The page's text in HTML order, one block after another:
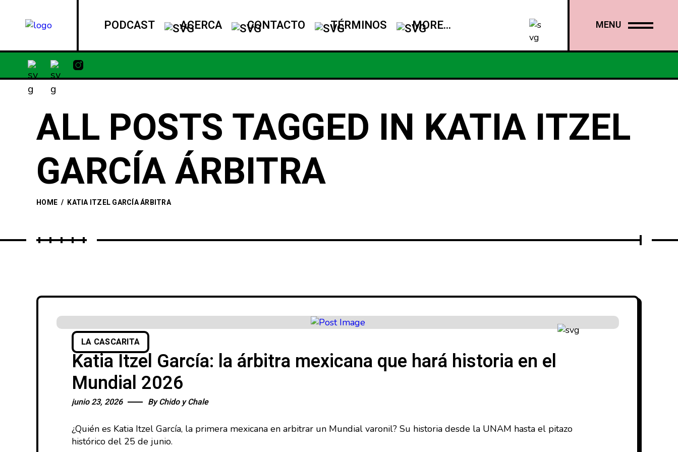
PODCAST ACERCA CONTACTO TÉRMINOS MORE... MENU
ALL POSTS TAGGED IN KATIA ITZEL
GARCÍA ÁRBITRA
HOME / KATIA ITZEL GARCÍA ÁRBITRA
LA CASCARITA
Katia Itzel García: la árbitra mexicana que hará historia en el
Mundial 2026
junio 23, 2026 ByChido y Chale
¿Quién es Katia Itzel García, la primera mexicana en arbitrar un Mundial varonil? Su historia desde la UNAM hasta el pitazo
histórico del 25 de junio.